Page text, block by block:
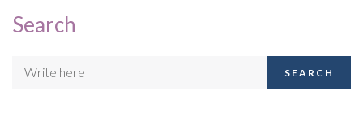
Search
SEARCH